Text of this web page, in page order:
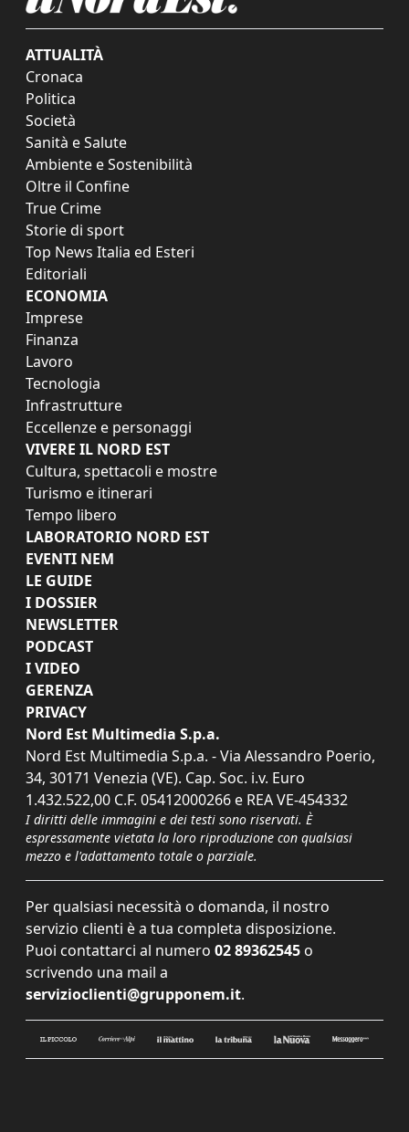
ATTUALITÀ
Cronaca
Politica
Società
Sanità e Salute
Ambiente e Sostenibilità
Oltre il Confine
True Crime
Storie di sport
Top News Italia ed Esteri
Editoriali
ECONOMIA
Imprese
Finanza
Lavoro
Tecnologia
Infrastrutture
Eccellenze e personaggi
VIVERE IL NORD EST
Cultura, spettacoli e mostre
Turismo e itinerari
Tempo libero
LABORATORIO NORD EST
EVENTI NEM
LE GUIDE
I DOSSIER
NEWSLETTER
PODCAST
I VIDEO
GERENZA
PRIVACY
Nord Est Multimedia S.p.a.
Nord Est Multimedia S.p.a. - Via Alessandro Poerio,
34, 30171 Venezia (VE). Cap. Soc. i.v. Euro
1.432.522,00 C.F. 05412000266 e REA VE-454332
I diritti delle immagini e dei testi sono riservati. È
espressamente vietata la loro riproduzione con qualsiasi
mezzo e l'adattamento totale o parziale.
Per qualsiasi necessità o domanda, il nostro
servizio clienti è a tua completa disposizione.
Puoi contattarci al numero 02 89362545 o
scrivendo una mail a
servizioclienti@grupponem.it.